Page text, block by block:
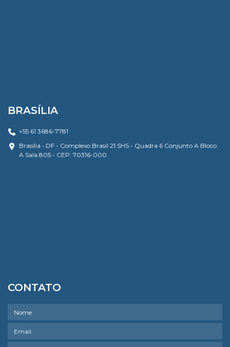
BRASÍLIA
+55 61 3686-7781
Brasília • DF - Complexo Brasil 21 SHS - Quadra 6 Conjunto A Bloco
A Sala 805 - CEP: 70316-000
CONTATO